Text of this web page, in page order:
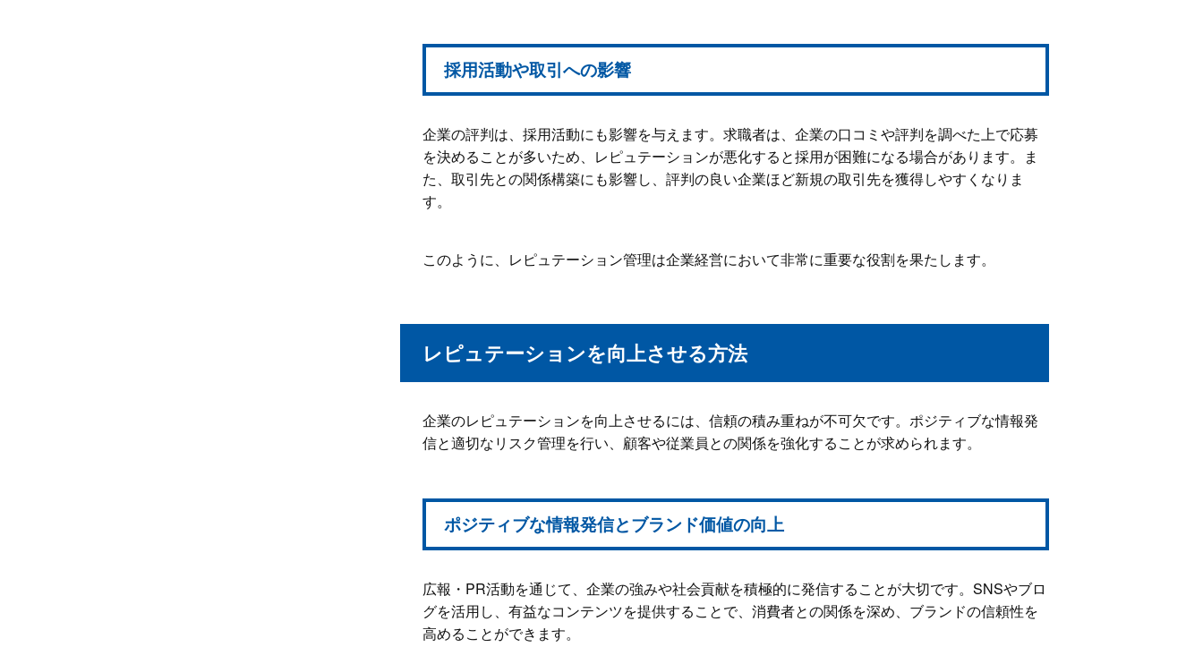
採用活動や取引への影響
企業の評判は、採用活動にも影響を与えます。求職者は、企業の口コミや評判を調べた上で応募
を決めることが多いため、レピュテーションが悪化すると採用が困難になる場合があります。ま
た、取引先との関係構築にも影響し、評判の良い企業ほど新規の取引先を獲得しやすくなりま
す。
このように、レピュテーション管理は企業経営において非常に重要な役割を果たします。
レピュテーションを向上させる方法
企業のレピュテーションを向上させるには、信頼の積み重ねが不可欠です。ポジティブな情報発
信と適切なリスク管理を行い、顧客や従業員との関係を強化することが求められます。
ポジティブな情報発信とブランド価値の向上
広報・PR活動を通じて、企業の強みや社会貢献を積極的に発信することが大切です。SNSやブロ
グを活用し、有益なコンテンツを提供することで、消費者との関係を深め、ブランドの信頼性を
高めることができます。